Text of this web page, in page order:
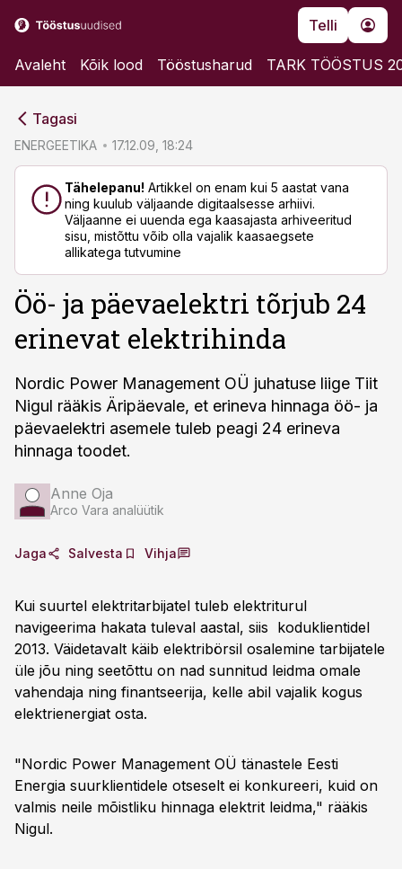
Telli
Avaleht Kõik lood Tööstusharud TARK TÖÖSTUS
Tagasi
ENERGEETIKA 17.12.09, 18:24
Tähelepanu! Artikkel on enam kui 5 aastat vana
ning kuulub väljaande digitaalsesse arhiivi.
Väljaanne ei uuenda ega kaasajasta arhiveeritud
sisu, mistõttu võib olla vajalik kaasaegsete
allikatega tutvumine
Öö- ja päevaelektri tõrjub 24
erinevat elektrihinda
Nordic Power Management OÜ juhatuse liige Tiit
Nigul rääkis Äripäevale, et erineva hinnaga öö- ja
päevaelektri asemele tuleb peagi 24 erineva
hinnaga toodet.
Anne Oja
Arco Vara analüütik
Jaga Salvesta Vihja
Kui suurtel elektritarbijatel tuleb elektriturul
navigeerima hakata tuleval aastal, siis koduklientidel
2013. Väidetavalt käib elektribörsil osalemine tarbijatele
üle jõu ning seetõttu on nad sunnitud leidma omale
vahendaja ning finantseerija, kelle abil vajalik kogus
elektrienergiat osta.
"Nordic Power Management OÜ tänastele Eesti
Energia suurklientidele otseselt ei konkureeri, kuid on
valmis neile mõistliku hinnaga elektrit leidma," rääkis
Nigul.